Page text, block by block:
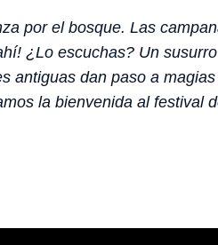
por el bosque. Las
¿Lo escuchas? Un
antiguas dan paso a
la bienvenida al festival